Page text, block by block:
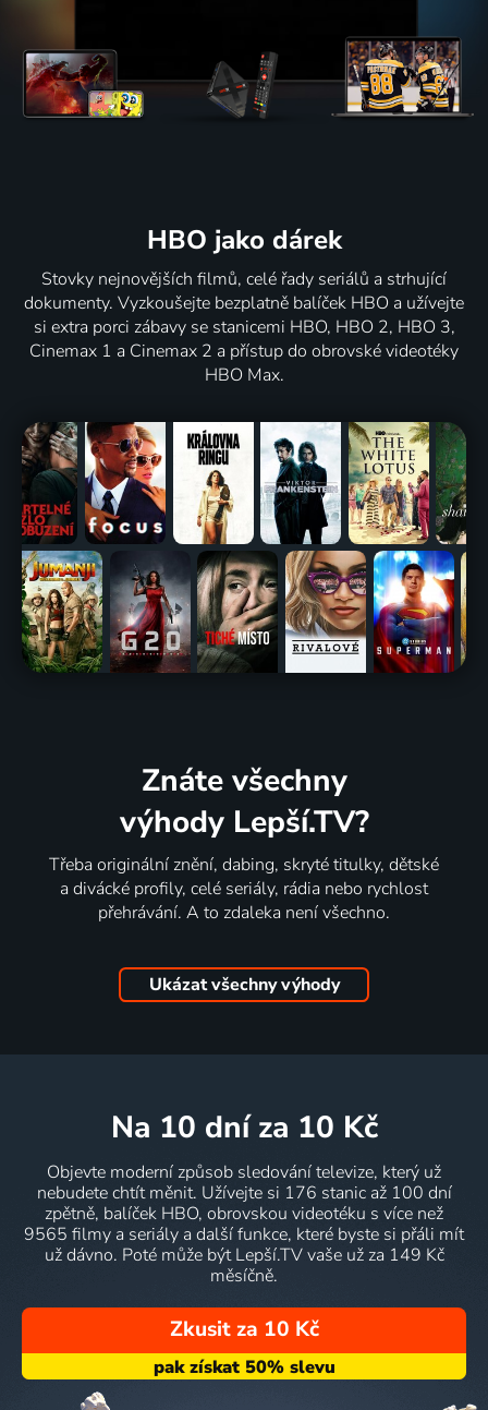
HBO jako dárek
Stovky nejnovějších filmů, celé řady seriálů a strhující
dokumenty. Vyzkoušejte bezplatně balíček HBO a užívejte
si extra porci zábavy se stanicemi HBO, HBO 2, HBO 3,
Cinemax 1 a Cinemax 2 a přístup do obrovské videotéky
HBO Max.
Znáte všechny
výhody Lepší.TV?
Třeba originální znění, dabing, skryté titulky, dětské
a divácké profily, celé seriály, rádia nebo rychlost
přehrávání. A to zdaleka není všechno.
Ukázat všechny výhody
na 10 dní za 10 Kč
Objevte moderní způsob sledování televize, který už
nebudete chtít měnit. Užívejte si 176 stanic až 100 dní
zpětně, balíček HBO, obrovskou videotéku s více než
9565 filmy a seriály a další funkce, které byste si přáli mít
už dávno. Poté může být Lepší.TV vaše už za 149 Kč
měsíčně.
Zkusit za 10 Kč